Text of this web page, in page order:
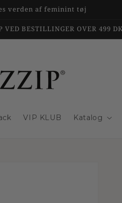
verden af feminint tøj
VED BESTILLINGER OVER 499
VIP KLUB Katalog